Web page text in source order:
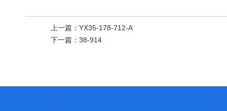
上一篇： YX35-178-712-A
下一篇： 38-914